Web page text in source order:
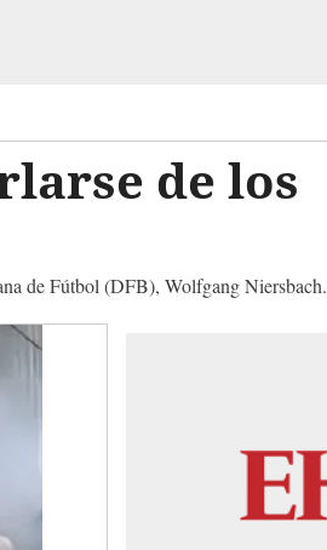
de los
de Fútbol (DFB), Wolfgang Niersbach.